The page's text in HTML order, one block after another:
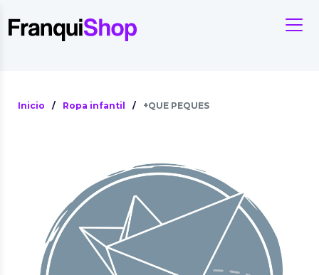
Inicio / Ropa infantil / +QUE PEQUES